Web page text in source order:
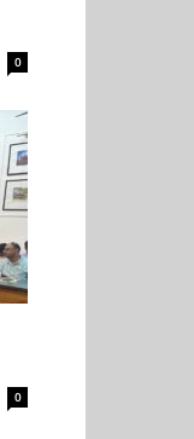
0
0